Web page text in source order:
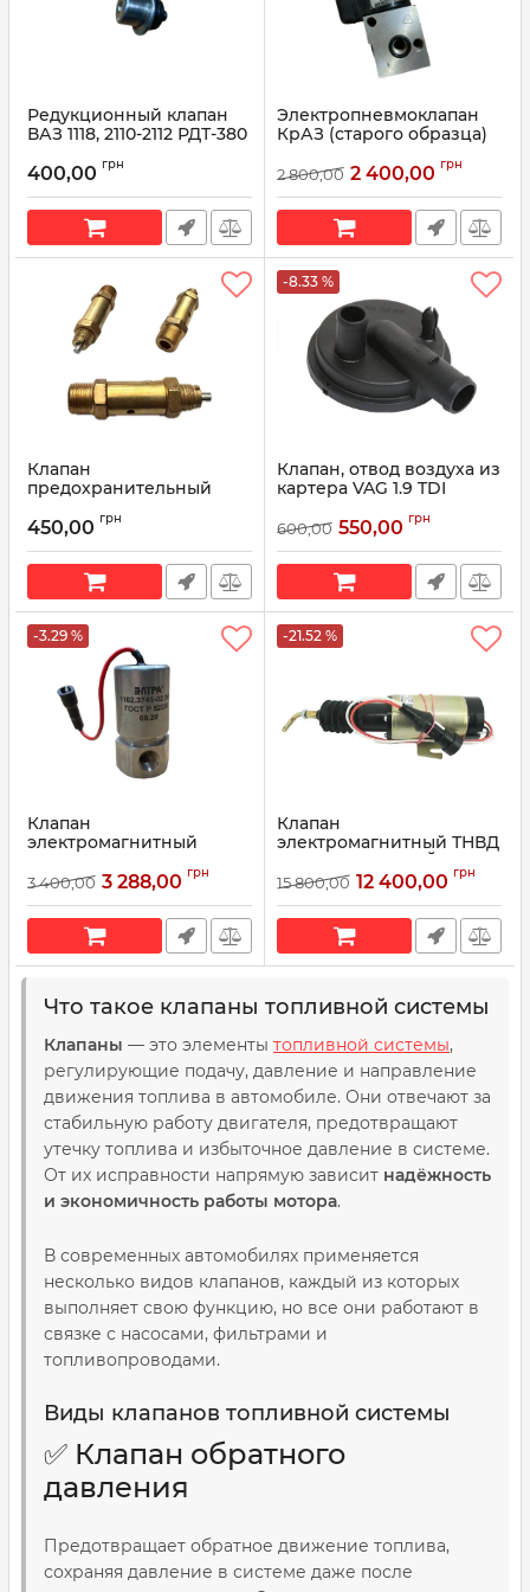
Редукционный клапан
ВАЗ 1118, 2110-2112 РДТ-380
Артикул: РДТ-380
400,00 грн
Электропневмоклапан
КрАЗ (старого образца)
ПААЗ)
Артикул: 11.3745000-21
2 800,00 2 400,00 грн
Клапан
предохранительный
(солдатик) 130-3513050
Артикул: 130-3513050
450,00 грн
-8.33 %
Клапан, отвод воздуха из
картера VAG 1.9 TDI
Артикул: 100149
600,00 550,00 грн
-3.29 %
Клапан
электромагнитный
1102.3741, 740-10228800,
Артикул: 1102.3741
3 400,00 3 288,00 грн
-21.52 %
Клапан
электромагнитный ТНВД
ГАЗ 3309, ВАЛДАЙ, ПАЗ,
ЕГЕРЬ, КамАЗ ЭМ19-03
Артикул: ЭМ19-03
15 800,00 12 400,00 грн
Что такое клапаны топливной системы
Клапаны — это элементы топливной системы,
регулирующие подачу, давление и направление
движения топлива в автомобиле. Они отвечают за
стабильную работу двигателя, предотвращают
утечку топлива и избыточное давление в системе.
От их исправности напрямую зависит надёжность
и экономичность работы мотора.
В современных автомобилях применяется
несколько видов клапанов, каждый из которых
выполняет свою функцию, но все они работают в
связке с насосами, фильтрами и
топливопроводами.
Виды клапанов топливной системы
✅ Клапан обратного
давления
Предотвращает обратное движение топлива,
сохраняя давление в системе даже после